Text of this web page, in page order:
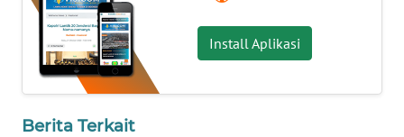
Install Aplikasi
Berita Terkait
KALSEL
WN
KALTIM
WN